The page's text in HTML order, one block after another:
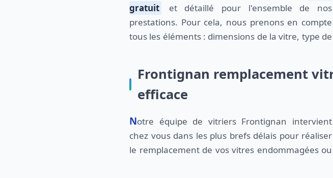
gratuit
et détaillé pour l'ensemble de nos
prestations. Pour cela, nous prenons en compte
tous les éléments : dimensions de la vitre, type de
Frontignan remplacement
efficace
Notre équipe de vitriers Frontignan intervient
chez vous dans les plus brefs délais pour réaliser
le remplacement de vos vitres endommagées ou
obsolètes. Profitez d'un service d'urgence,